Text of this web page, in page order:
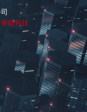
能科技